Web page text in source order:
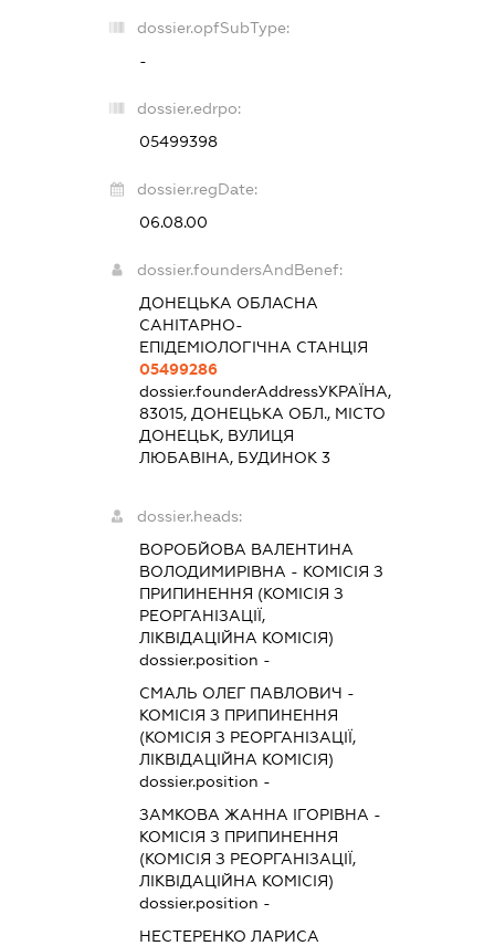
dossier.opfSubType:
-
dossier.edrpo:
05499398
dossier.regDate:
06.08.00
dossier.foundersAndBenef:
ДОНЕЦЬКА ОБЛАСНА
САНІТАРНО-
ЕПІДЕМІОЛОГІЧНА СТАНЦІЯ
05499286
dossier.founderAddressУКРАЇНА,
83015, ДОНЕЦЬКА ОБЛ., МІСТО
ДОНЕЦЬК, ВУЛИЦЯ
ЛЮБАВІНА, БУДИНОК 3
dossier.heads:
ВОРОБЙОВА ВАЛЕНТИНА
ВОЛОДИМИРІВНА - КОМІСІЯ З
ПРИПИНЕННЯ (КОМІСІЯ З
РЕОРГАНІЗАЦІЇ,
ЛІКВІДАЦІЙНА КОМІСІЯ)
dossier.position -
СМАЛЬ ОЛЕГ ПАВЛОВИЧ -
КОМІСІЯ З ПРИПИНЕННЯ
(КОМІСІЯ З РЕОРГАНІЗАЦІЇ,
ЛІКВІДАЦІЙНА КОМІСІЯ)
dossier.position -
ЗАМКОВА ЖАННА ІГОРІВНА -
КОМІСІЯ З ПРИПИНЕННЯ
(КОМІСІЯ З РЕОРГАНІЗАЦІЇ,
ЛІКВІДАЦІЙНА КОМІСІЯ)
dossier.position -
НЕСТЕРЕНКО ЛАРИСА